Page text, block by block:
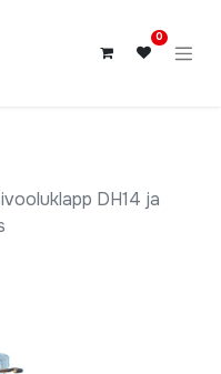
0
DH14 ja